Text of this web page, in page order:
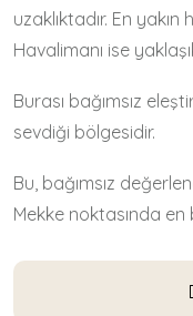
uzaklıktadır. En
Havalimanı ise
Burası bağımsız
sevdiği bölgesidir.
Bu, bağımsız
Mekke noktasında